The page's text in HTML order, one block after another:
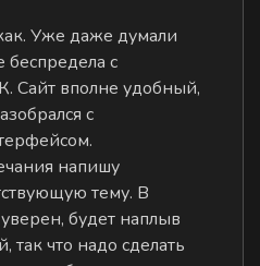
Уже даже думали
с
Сайт вполне удобный,
с
напишу
тему. В
будет наплыв
так что надо сделать